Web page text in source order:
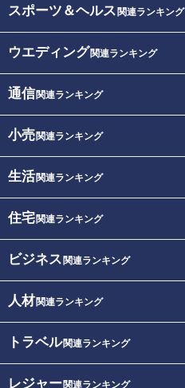
スポーツ＆ヘルス 関連ランキング
ウエディング関連ランキング
通信関連ランキング
小売関連ランキング
生活関連ランキング
住宅関連ランキング
ビジネス 関連ランキング
人材関連ランキング
トラベル関連ランキング
レジャー関連ランキング